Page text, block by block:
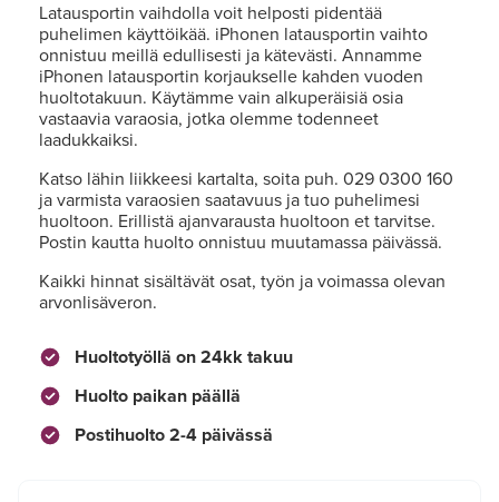
Latausportin vaihdolla voit helposti pidentää
puhelimen käyttöikää. iPhonen latausportin vaihto
onnistuu meillä edullisesti ja kätevästi. Annamme
iPhonen latausportin korjaukselle kahden vuoden
huoltotakuun. Käytämme vain alkuperäisiä osia
vastaavia varaosia, jotka olemme todenneet
laadukkaiksi.
Katso lähin liikkeesi kartalta, soita puh. 029 0300 160
ja varmista varaosien saatavuus ja tuo puhelimesi
huoltoon. Erillistä ajanvarausta huoltoon et tarvitse.
Postin kautta huolto onnistuu muutamassa päivässä.
Kaikki hinnat sisältävät osat, työn ja voimassa olevan
arvonlisäveron.
Huoltotyöllä on 24kk takuu
Huolto paikan päällä
Postihuolto 2-4 päivässä